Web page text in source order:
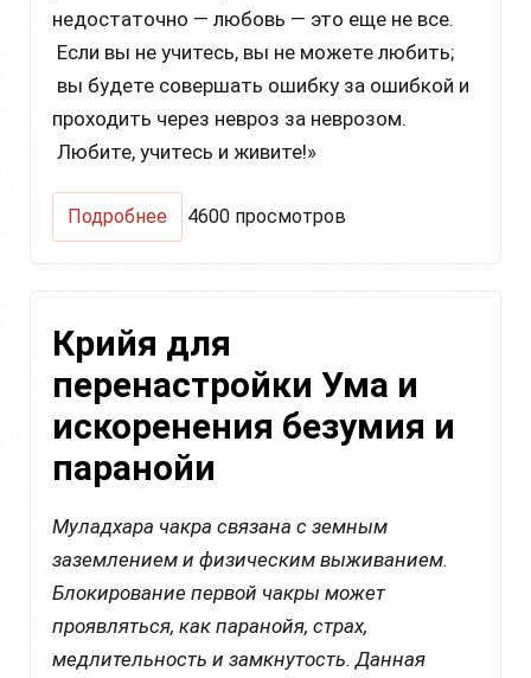
недостаточно — любовь — это еще не все.
Если вы не учитесь, вы не можете любить;
вы будете совершать ошибку за ошибкой и
проходить через невроз за неврозом.
Любите, учитесь и живите!»
Подробнее
Крийя
позвоночника
органов
выделения
4600 просмотров
Крийя для
перенастройки Ума и
искоренения безумия и
паранойи
Муладхара чакра связана с земным
заземлением и физическим выживанием.
Блокирование первой чакры может
проявляться, как паранойя, страх,
медлительность и замкнутость. Данная